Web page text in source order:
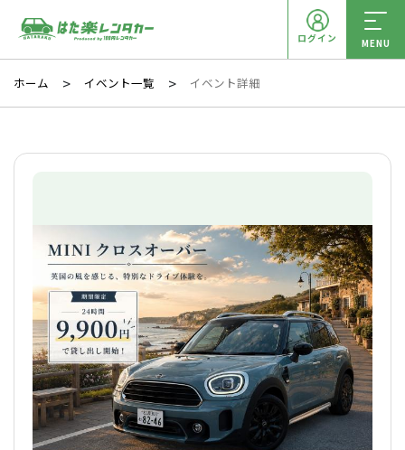
ログイン MENU
ホーム イベント一覧 イベント詳細